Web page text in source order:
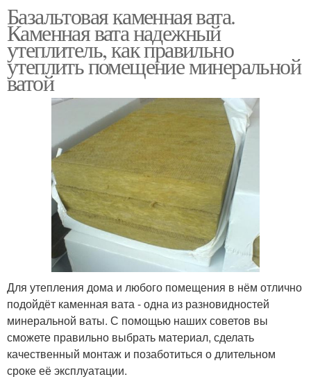
Базальтовая каменная вата.
Каменная вата надежный
утеплитель, как правильно
утеплить помещение минеральной
ватой
Для утепления дома и любого помещения в нём отлично
подойдёт каменная вата - одна из разновидностей
минеральной ваты. С помощью наших советов вы
сможете правильно выбрать материал, сделать
качественный монтаж и позаботиться о длительном
сроке её эксплуатации.